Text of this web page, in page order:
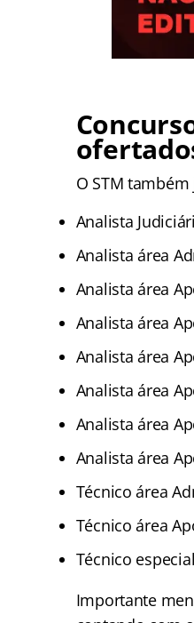
O STM
Analista
Analista área
Analista área
Analista área
Analista área
Analista área
Analista área
Analista área
Técnico área
Técnico área
Técnico
Importante